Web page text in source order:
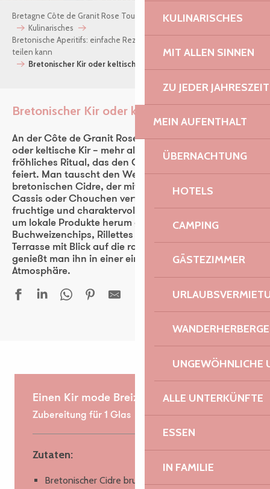
KULINARISCHES
MIT ALLEN SINNEN
ZU JEDER JAHRESZEIT
MEIN AUFENTHALT
ÜBERNACHTUNG
HOTELS
CAMPING
GÄSTEZIMMER
UNGEWÖHNLICHE
ALLE UNTERKÜNFTE
ESSEN
IN FAMILIE
Bretagne Côte de Granit Rose Tourismus
Nach Lust und Laune
Kulinarisches
Bretonische Aperitifs: einfache Rezepte, die man mit Freunden
teilen kann
Bretonischer Kir oder keltischer Kir
Bretonischer Kir oder keltischer Kir
Ajouter
An der Côte de Granit Rose ist der bretonische Kir –
oder keltische Kir – mehr als nur ein Aperitif: ein
fröhliches Ritual, das den Geschmack und das Meer
feiert. Man tauscht den Weißwein gegen einen
bretonischen Cidre, der mit einem Schuss Crème de
Cassis oder Chouchen verfeinert wird. Dieser leichte,
fruchtige und charaktervolle Cidre wird mit Freunden
um lokale Produkte herum geteilt: Austern,
Buchweizenchips, Rillettes de la mer… Auf einer
Terrasse mit Blick auf die rosafarbenen Felsen
genießt man ihn in einer einfachen und großzügigen
Atmosphäre.
Einen Kir mode Breizh zubereiten
Zubereitung für 1 Glas
Zutaten:
Bretonischer Cidre brut